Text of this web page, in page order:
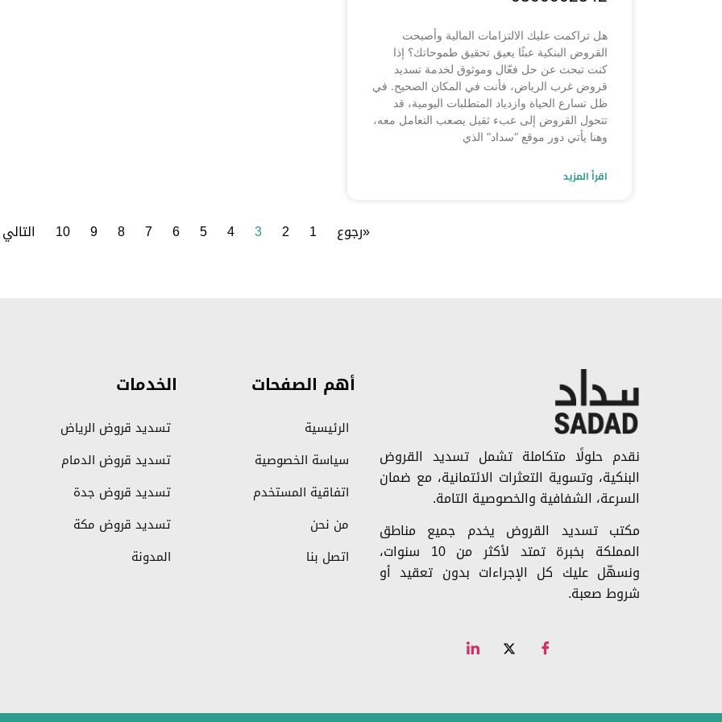
هل تراكمت عليك الالتزامات المالية وأصبحت
القروض البنكية عبئًا يعيق تحقيق طموحاتك؟ إذا
كنت تبحث عن حل فعّال وموثوق لخدمة تسديد
قروض غرب الرياض، فأنت في المكان الصحيح. في
ظل تسارع الحياة وازدياد المتطلبات اليومية، قد
تتحول القروض إلى عبء ثقيل يصعب التعامل معه،
وهنا يأتي دور موقع “سداد” الذي
اقرأ المزيد
«رجوع 1
2
3
4
5
6
7
8
9
10
نقدم حلولًا متكاملة تشمل تسديد القروض
البنكية، وتسوية التعثرات الائتمانية، مع ضمان
السرعة، الشفافية والخصوصية التامة.
مكتب تسديد القروض يخدم جميع مناطق
المملكة بخبرة تمتد لأكثر من 10 سنوات،
ونسهّل عليك كل الإجراءات بدون تعقيد أو
شروط صعبة.
أهم الصفحات
الرئيسية
سياسة الخصوصية
اتفاقية المستخدم
من نحن
اتصل بنا
الخدمات
تسديد قروض الرياض
تسديد قروض الدمام
تسديد قروض جدة
تسديد قروض مكة
المدونة